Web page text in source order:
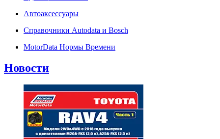
Автоаксессуары
Справочники Autodata и Bosch
MotorData Нормы Времени
Новости